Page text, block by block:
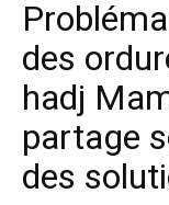
des
hadj
partage
des